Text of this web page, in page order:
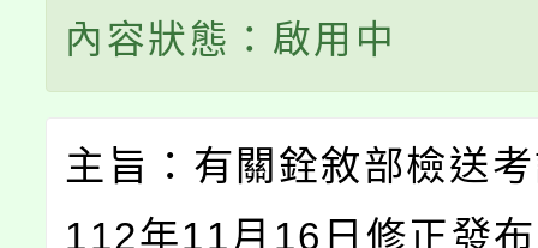
內容狀態：啟用中
主旨：有關銓敘部檢送
112年11月16日修正發